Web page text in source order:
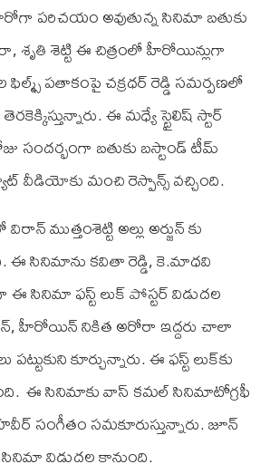
పరిచయం అవుతున్న సినిమా బతుకు
శృతి శెట్టి ఈ చిత్రంలో హీరోయిన్లుగా
ఫిల్మ్స్ పతాకంపై చక్రధర్ రెడ్డి సమర్పణలో
ఈ మధ్యే స్టైలిష్ స్టార్
సందర్భంగా బతుకు బస్టాండ్ టీమ్
వీడియోకు మంచి రెస్పాన్స్ వచ్చింది.
ముత్తంశెట్టి అల్లు అర్జున్ కు
సినిమాను కవితా రెడ్డి, కె.మాధవి
ఈ సినిమా ఫస్ట్ లుక్ పోస్టర్ విడుదల
హీరోయిన్ నికిత అరోరా ఇద్దరు చాలా
కూర్చున్నారు. ఈ ఫస్ట్ లుక్‌కు
ఈ సినిమాకు వాస్ కమల్ సినిమాటోగ్రఫీ
సంగీతం సమకూరుస్తున్నారు. జూన్
సినిమా విడుదల కానుంది.